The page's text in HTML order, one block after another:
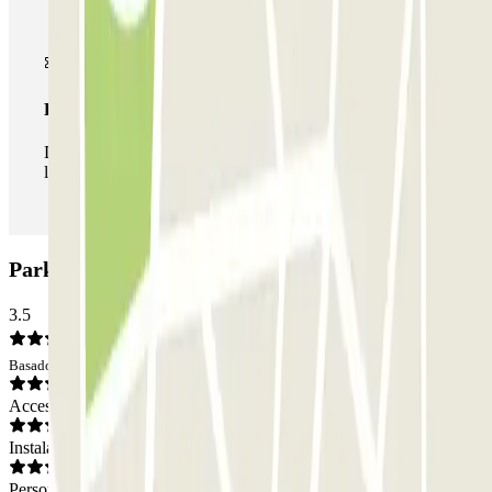
Pase ilimitado
Durante tu estancia podrás entrar y salir del parking todas
las veces que quieras.
Parking Clínic - Eixample: Opiniones
3.5
Basado en 2 opiniones
Acceso
Instalaciones